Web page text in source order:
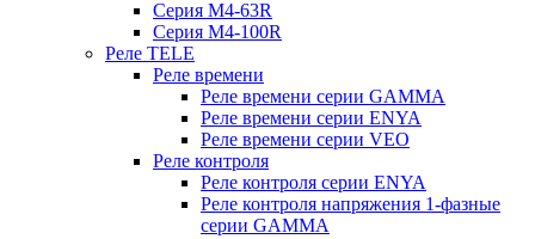
Серия M4-63R
Серия M4-100R
Реле TELE
Реле времени
Реле времени серии GAMMA
Реле времени серии ENYA
Реле времени серии VEO
Реле контроля
Реле контроля серии ENYA
Реле контроля напряжения 1-фазные
серии GAMMA